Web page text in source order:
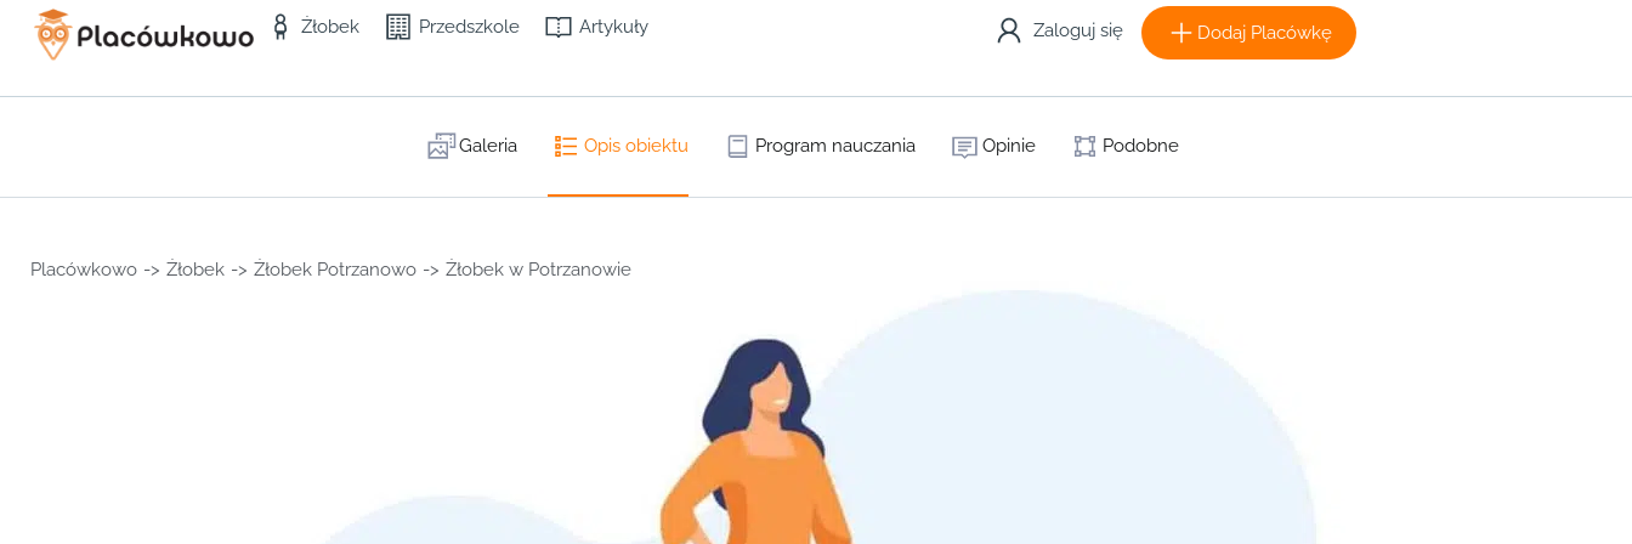
Żłobek Przedszkole Artykuły Zaloguj się Dodaj Placówkę
Galeria Opis obiektu Program nauczania Opinie Podobne
Placówkowo -> Żłobek -> Żłobek Potrzanowo -> Żłobek w Potrzanowie